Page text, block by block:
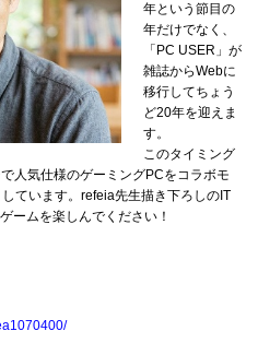
年という節目の
年だけでなく、
「PC USER」が
雑誌からWebに
移行してちょう
ど20年を迎えま
す。
このタイミング
人気仕様のゲーミングPCをコラボモ
ています。refeia先生描き下ろしのIT
ームを楽しんでください！